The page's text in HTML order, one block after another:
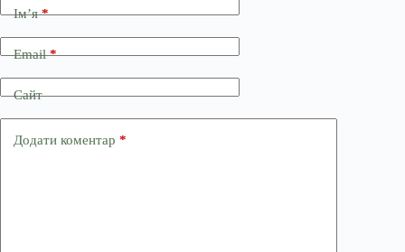
Ім’я*
Email*
Сайт
Додати коментар *